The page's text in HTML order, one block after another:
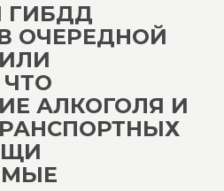
ГИБДД
ОЧЕРЕДНОЙ
АЛКОГОЛЯ И